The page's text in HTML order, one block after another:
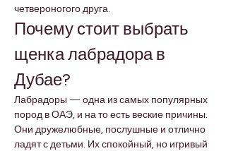
четвероногого друга.
Почему стоит выбрать
щенка лабрадора в
Дубае?
Лабрадоры — одна из самых популярных
пород в ОАЭ, и на то есть веские причины.
Они дружелюбные, послушные и отлично
ладят с детьми. Их спокойный, но игривый